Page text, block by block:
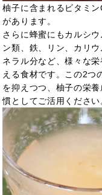
柚子に含まれるビタミン
があります。
さらに蜂蜜にもカルシ
ン類、鉄、リン、カリ
ネラル分など、様々な
える食材です。この2つ
を抑えつつ、柚子の栄
慣としてご活用ください